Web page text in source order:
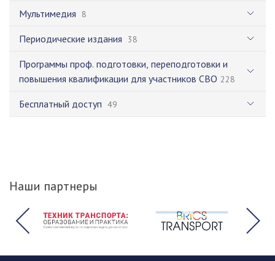
Мультимедия 8
Периодические издания 38
Программы проф. подготовки, переподготовки и
повышения квалификации для участников СВО 228
Бесплатный доступ 49
Наши партнеры